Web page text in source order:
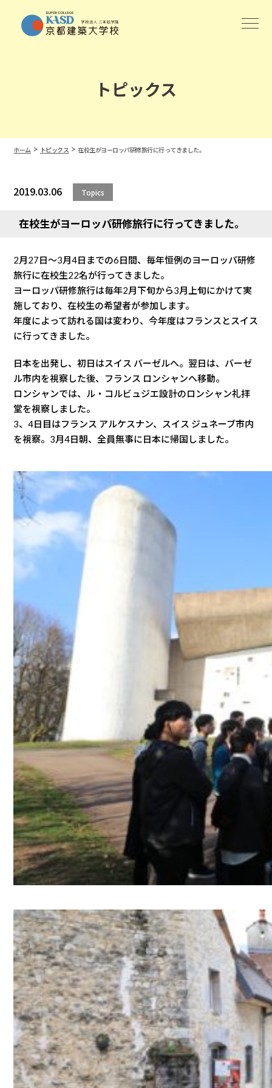
トピックス
ホーム > トピックス > 在校生がヨーロッパ研修旅行に行ってきました。
2019.03.06 Topics
在校生がヨーロッパ研修旅行に行ってきました。
2月27日〜3月4日までの6日間、毎年恒例のヨーロッパ研修
旅行に在校生22名が行ってきました。
ヨーロッパ研修旅行は毎年2月下旬から3月上旬にかけて実
施しており、在校生の希望者が参加します。
年度によって訪れる国は変わり、今年度はフランスとスイス
に行ってきました。
日本を出発し、初日はスイス バーゼルへ。翌日は、バーゼ
ル市内を視察した後、フランス ロンシャンへ移動。
ロンシャンでは、ル・コルビュジエ設計のロンシャン礼拝
堂を視察しました。
3、4日目はフランス アルケスナン、スイス ジュネーブ市内
を視察。3月4日朝、全員無事に日本に帰国しました。